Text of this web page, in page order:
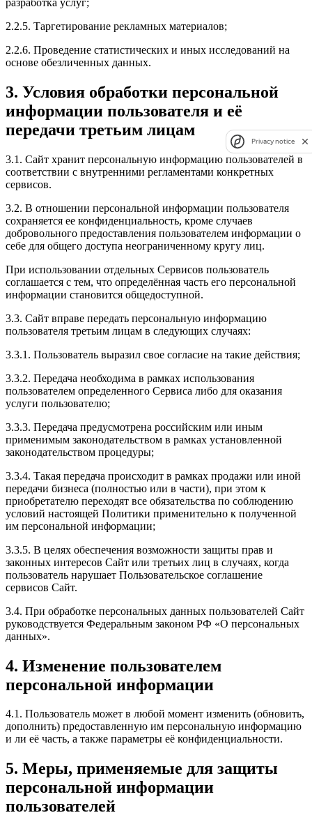
2.2.5. Таргетирование рекламных материалов;
2.2.6. Проведение статистических и иных исследований на
основе обезличенных данных.
3. Условия обработки персональной
информации пользователя и её
передачи третьим лицам
3.1. Сайт хранит персональную информацию пользователей в
соответствии с внутренними регламентами конкретных
сервисов.
3.2. В отношении персональной информации пользователя
сохраняется ее конфиденциальность, кроме случаев
добровольного предоставления пользователем информации о
себе для общего доступа неограниченному кругу лиц.
При использовании отдельных Сервисов пользователь
соглашается с тем, что определённая часть его персональной
информации становится общедоступной.
3.3. Сайт вправе передать персональную информацию
пользователя третьим лицам в следующих случаях:
3.3.1. Пользователь выразил свое согласие на такие действия;
3.3.2. Передача необходима в рамках использования
пользователем определенного Сервиса либо для оказания
услуги пользователю;
3.3.3. Передача предусмотрена российским или иным
применимым законодательством в рамках установленной
законодательством процедуры;
3.3.4. Такая передача происходит в рамках продажи или иной
передачи бизнеса (полностью или в части), при этом к
приобретателю переходят все обязательства по соблюдению
условий настоящей Политики применительно к полученной
им персональной информации;
3.3.5. В целях обеспечения возможности защиты прав и
законных интересов Сайт или третьих лиц в случаях, когда
пользователь нарушает Пользовательское соглашение
сервисов Сайт.
3.4. При обработке персональных данных пользователей Сайт
руководствуется Федеральным законом РФ «О персональных
данных».
4. Изменение пользователем
персональной информации
4.1. Пользователь может в любой момент изменить (обновить,
дополнить) предоставленную им персональную информацию
и ли её часть, а также параметры её конфиденциальности.
5. Меры, применяемые для защиты
персональной информации
пользователей
Privacy notice